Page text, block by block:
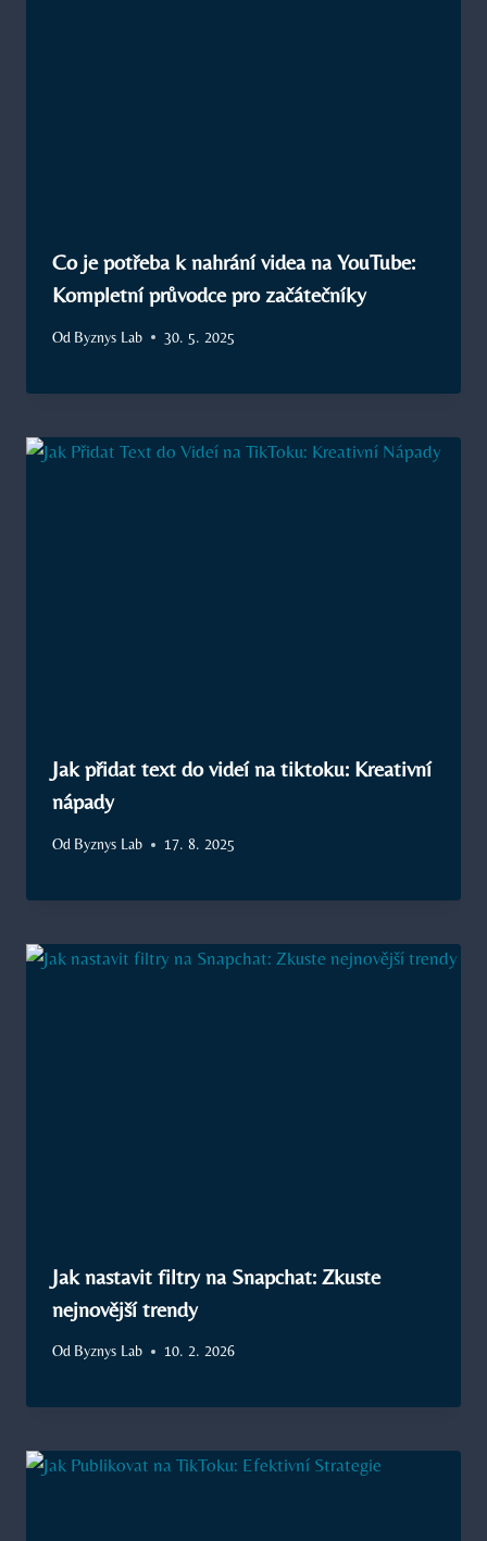
Co je potřeba k nahrání videa na YouTube:
Kompletní průvodce pro začátečníky
Od Byznys Lab 30. 5. 2025
Jak přidat text do videí na tiktoku: Kreativní
nápady
Od Byznys Lab 17. 8. 2025
Jak nastavit filtry na Snapchat: Zkuste
nejnovější trendy
Od Byznys Lab 10. 2. 2026